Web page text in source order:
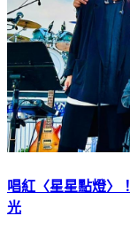
唱紅〈星星點燈〉
光